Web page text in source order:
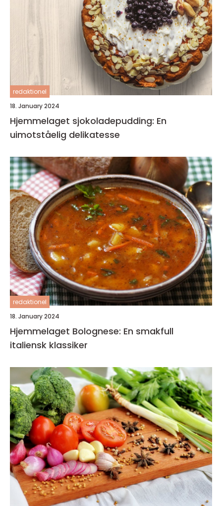
redaktionel
18. January 2024
Hjemmelaget sjokoladepudding: En
uimotståelig delikatesse
redaktionel
18. January 2024
Hjemmelaget Bolognese: En smakfull
italiensk klassiker